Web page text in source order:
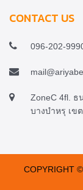
CONTACT US
096-202-
ZoneC 4fl.
บางบำหรุ เข
COPYRIGHT